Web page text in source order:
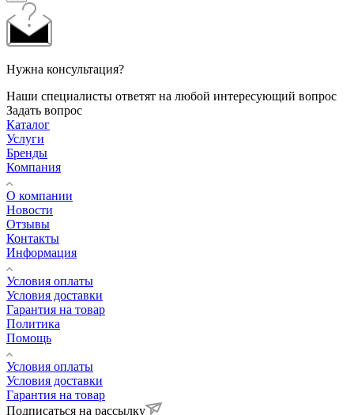
Нужна консультация?
Наши специалисты ответят на любой интересующий вопрос
Задать вопрос
Каталог
Услуги
Бренды
Компания
О компании
Новости
Отзывы
Контакты
Информация
Условия оплаты
Условия доставки
Гарантия на товар
Политика
Помощь
Условия оплаты
Условия доставки
Гарантия на товар
Подписаться на рассылку